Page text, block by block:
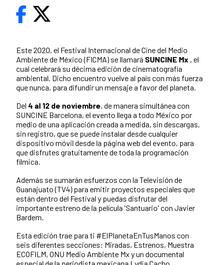
Este 2020, el Festival Internacional de Cine del Medio
Ambiente de México (FICMA) se llamará SUNCINE Mx , el
cual celebrará su décima edición de cinematografía
ambiental. Dicho encuentro vuelve al país con más fuerza
que nunca, para difundir un mensaje a favor del planeta.
Del 4 al 12 de noviembre, de manera simultánea con
SUNCINE Barcelona, el evento llega a todo México por
medio de una aplicación creada a medida, sin descargas,
sin registro, que se puede instalar desde cualquier
dispositivo móvil desde la página web del evento, para
que disfrutes gratuitamente de toda la programación
fílmica.
Además se sumarán esfuerzos con la Televisión de
Guanajuato (TV4) para emitir proyectos especiales que
están dentro del Festival y puedas disfrutar del
importante estreno de la película 'Santuario' con Javier
Bardem.
Esta edición trae para ti #ElPlanetaEnTusManos con
seis diferentes secciones: Miradas, Estrenos, Muestra
ECOFILM, ONU Medio Ambiente Mx y un documental